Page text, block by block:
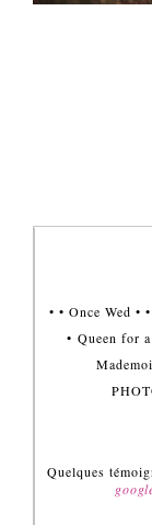
• • Once Wed •
• Queen for
Quelques